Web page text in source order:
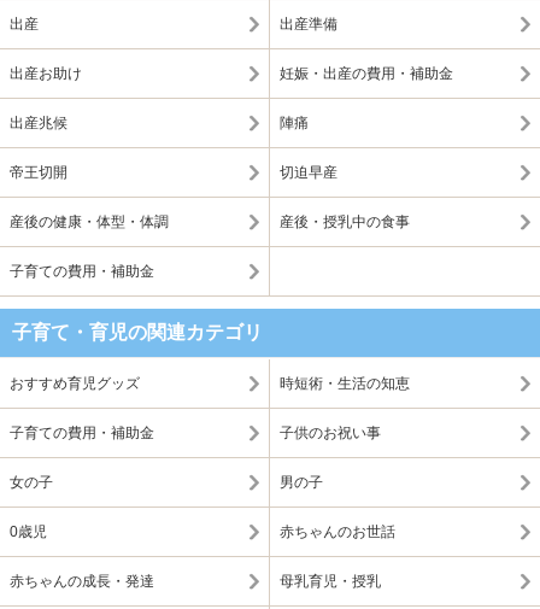
出産 出産準備
出産お助け 妊娠・出産の費用・補助金
出産兆候 陣痛
帝王切開 切迫早産
産後の健康・体型・体調 産後・授乳中の食事
子育ての費用・補助金
子育て・育児の関連カテゴリ
おすすめ育児グッズ 時短術・生活の知恵
子育ての費用・補助金 子供のお祝い事
女の子 男の子
0歳児 赤ちゃんのお世話
赤ちゃんの成長・発達 母乳育児・授乳